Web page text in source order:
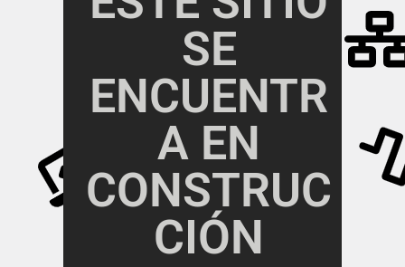
SE
ENCUENTR
A EN
CONSTRUC
CIÓN